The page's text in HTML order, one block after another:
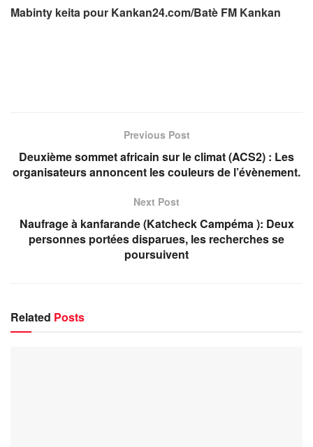
Mabinty keita pour Kankan24.com/Batè FM Kankan
Previous Post
Deuxième sommet africain sur le climat (ACS2) : Les
organisateurs annoncent les couleurs de l’évènement.
Next Post
Naufrage à kanfarande (Katcheck Campéma ): Deux
personnes portées disparues, les recherches se
poursuivent
Related Posts